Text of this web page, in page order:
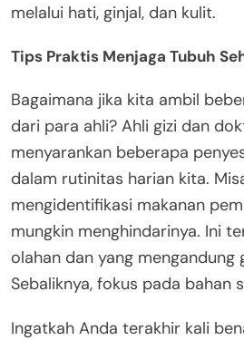
melalui hati, ginjal, dan kulit.
Tips Praktis Menjaga Tubuh
Bagaimana jika kita ambil
dari para ahli? Ahli gizi dan
menyarankan beberapa
dalam rutinitas harian kita.
mengidentifikasi makanan
mungkin menghindarinya. Ini
olahan dan yang mengandung
Sebaliknya, fokus pada bahan
Ingatkah Anda terakhir kali